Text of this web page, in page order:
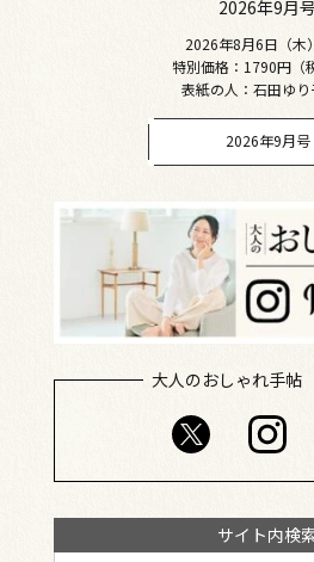
2026年9月号
2026年8月6日（木
特別価格：1790円（
表紙の人：石田ゆり
2026年9月号
大人のおしゃれ手帖
サイト内検